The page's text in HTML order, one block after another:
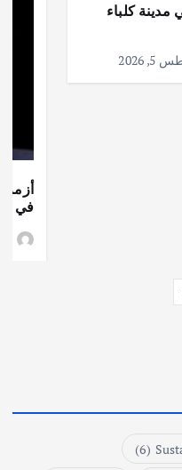
مدينة كلباء
2026
أزمة
في
(6)